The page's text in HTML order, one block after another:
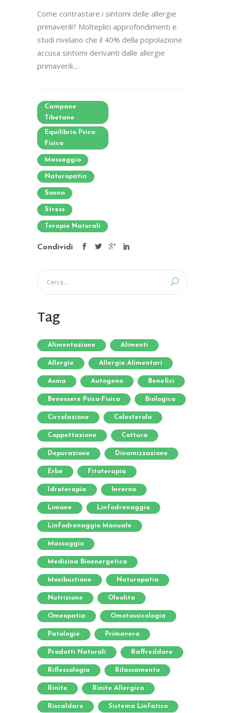
Come contrastare i sintomi delle allergie
primaverili? Molteplici approfondimenti e
studi rivelano che il 40% della popolazione
accusa sintomi derivanti dalle allergie
primaverili....
Campane
Tibetane
Equilibrio Psico-
Fisico
Massaggio
Naturopatia
Sonno
Stress
Terapie Naturali
Condividi
Tag
Alimentazione Alimenti
Allergie Allergie Alimentari
Asma Autogeno Benefici
Benessere Psico-Fisico Biologico
Circolazione Colesterolo
Coppettazione Cottura
Depurazione Dinamizzazione
Erbe Fitoterapia
Idroterapia Inverno
Limone Linfodrenaggio
Linfodrenaggio Manuale
Massaggio
Medicina Bioenergetica
Moxibustione Naturopatia
Nutrizione Oleolita
Omeopatia Omotossicologia
Patologie Primavera
Prodotti Naturali Raffreddare
Riflessologia Rilassamento
Rinite Rinite Allergica
Riscaldare Sistema Linfatico